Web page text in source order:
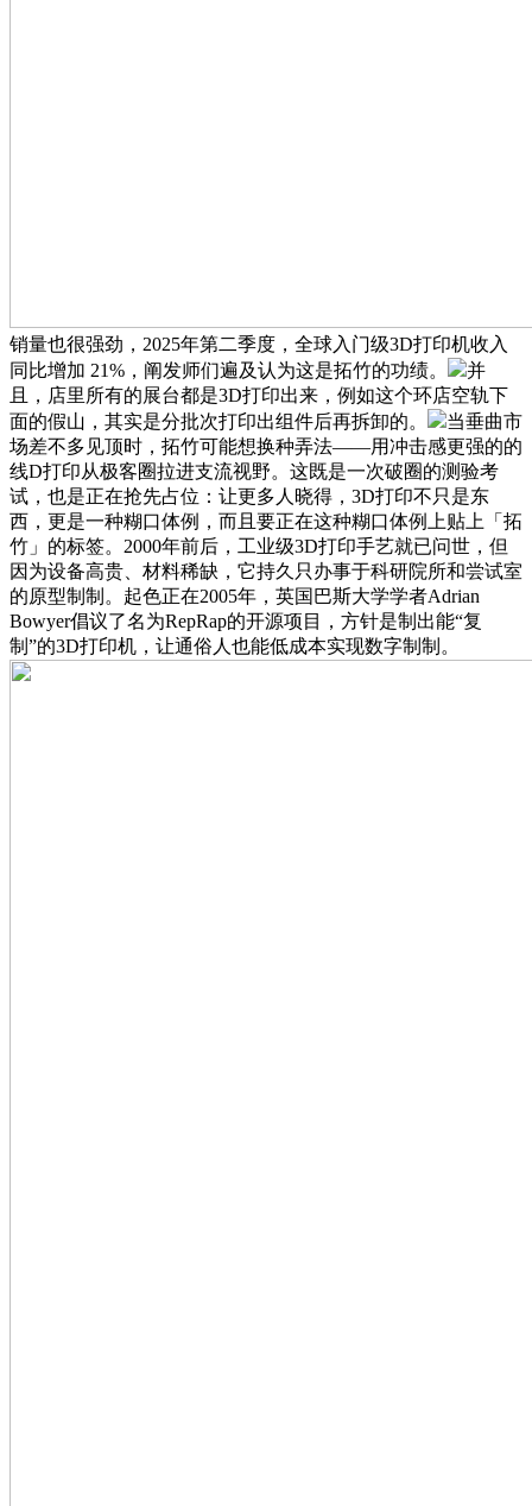
销量也很强劲，2025年第二季度，全球入门级3D打印机收入
同比增加 21%，阐发师们遍及认为这是拓竹的功绩。
并
且，店里所有的展台都是3D打印出来，例如这个环店空轨下
面的假山，其实是分批次打印出组件后再拆卸的。
当垂曲市
场差不多见顶时，拓竹可能想换种弄法——用冲击感更强的的
线D打印从极客圈拉进支流视野。这既是一次破圈的测验考
试，也是正在抢先占位：让更多人晓得，3D打印不只是东
西，更是一种糊口体例，而且要正在这种糊口体例上贴上「拓
竹」的标签。2000年前后，工业级3D打印手艺就已问世，但
因为设备高贵、材料稀缺，它持久只办事于科研院所和尝试室
的原型制制。起色正在2005年，英国巴斯大学学者Adrian
Bowyer倡议了名为RepRap的开源项目，方针是制出能“复
制”的3D打印机，让通俗人也能低成本实现数字制制。